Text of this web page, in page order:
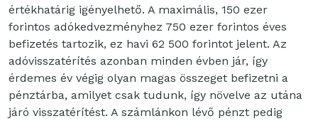
értékhatárig igényelhető. A maximális, 150 ezer
forintos adókedvezményhez 750 ezer forintos éves
befizetés tartozik, ez havi 62 500 forintot jelent. Az
adóvisszatérítés azonban minden évben jár, így
érdemes év végig olyan magas összeget befizetni a
pénztárba, amilyet csak tudunk, így növelve az utána
járó visszatérítést. A számlánkon lévő pénzt pedig